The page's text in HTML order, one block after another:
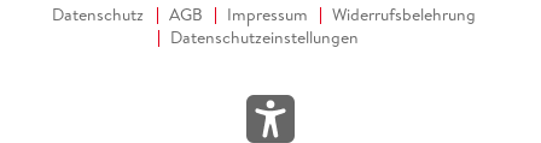
Datenschutz AGB Impressum
Widerrufsbelehrung
Datenschutzeinstellungen